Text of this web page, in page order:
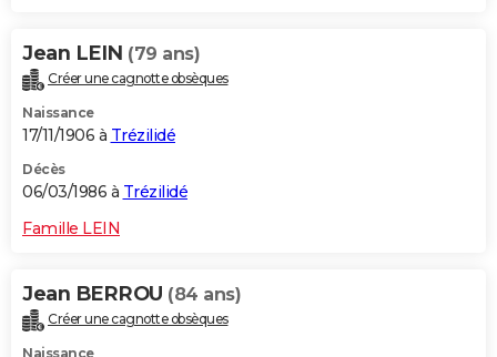
Jean LEIN (79 ans)
Créer une cagnotte obsèques
Naissance
17/11/1906 à Trézilidé
Décès
06/03/1986 à Trézilidé
Famille LEIN
Jean BERROU (84 ans)
Créer une cagnotte obsèques
Naissance